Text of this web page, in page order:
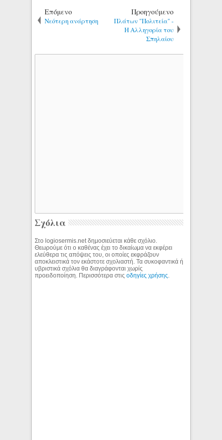
Επόμενο
Νεότερη ανάρτηση
Προηγούμενο
Πλάτων "Πολιτεία" -
H Αλληγορία του
Σπηλαίου
Σχόλια
Στο logiosermis.net δημοσιεύεται κάθε σχόλιο.
Θεωρούμε ότι ο καθένας έχει το δικαίωμα να εκφέρει
ελεύθερα τις απόψεις του, οι οποίες εκφράζουν
αποκλειστικά τον εκάστοτε σχολιαστή. Τα συκοφαντικά ή
υβριστικά σχόλια θα διαγράφονται χωρίς
προειδοποίηση. Περισσότερα στιςοδηγίες χρήσης.